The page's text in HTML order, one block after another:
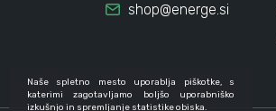
shop@energe.si
Naše spletno mesto uporablja piškotke, s
katerimi zagotavljamo boljšo uporabniško
izkušnjo in spremljanje statistike obiska.